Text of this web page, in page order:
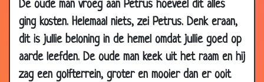
De oude man vroeg aan Petrus hoeveel dit alles
ging kosten. Helemaal niets, zei Petrus. Denk eraan,
dit is jullie beloning in de hemel omdat jullie goed op
aarde leefden. De oude man keek uit het raam en hij
zag een golfterrein, groter en mooier dan er ooit